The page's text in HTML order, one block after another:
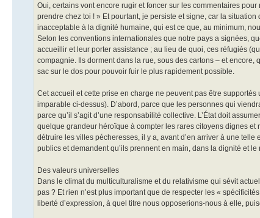
Oui, certains vont encore rugir et foncer sur les commentaires pour
prendre chez toi ! » Et pourtant, je persiste et signe, car la
inacceptable à la dignité humaine, qui est ce que, au minimum,
Selon les conventions internationales que notre pays a signées,
accueillir et leur porter assistance ; au lieu de quoi, ces réfugiés
compagnie. Ils dorment dans la rue, sous des cartons – et
sac sur le dos pour pouvoir fuir le plus rapidement possible.
Cet accueil et cette prise en charge ne peuvent pas être
imparable ci-dessus). D’abord, parce que les personnes qui
parce qu’il s’agit d’une responsabilité collective. L’État doit
quelque grandeur héroïque à compter les rares citoyens dignes
détruire les villes pécheresses, il y a, avant d’en arriver à une
publics et demandent qu’ils prennent en main, dans la dignité et
Des valeurs universelles
Dans le climat du multiculturalisme et du relativisme qui sévit
pas ? Et rien n’est plus important que de respecter les «
liberté d’expression, à quel titre nous opposerions-nous à elle,